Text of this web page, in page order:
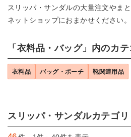
スリッパ・サンダルの大量注文やま
ネットショップにおまかせください。
「衣料品・バッグ」内のカテ
衣料品 バッグ・ポーチ 靴関連用品
スリッパ・サンダルカテゴ